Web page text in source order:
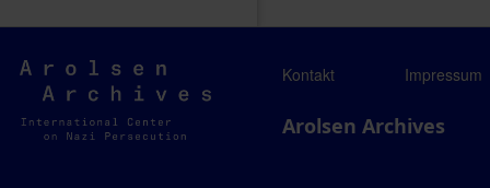
Arolsen
Archives
Kontakt Impressum
Arolsen Archives